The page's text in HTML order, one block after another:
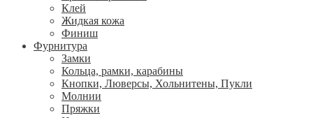
Клей
Жидкая кожа
Финиш
Фурнитура
Замки
Кольца, рамки, карабины
Кнопки, Люверсы, Хольнитены, Пукли
Молнии
Пряжки